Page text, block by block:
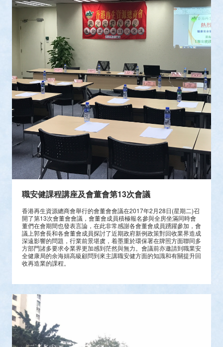
職安健課程講座及會董會第13次會議
香港再生資源總商會舉行的會董會會議在2017年2月28日(星期二)召
開了第13次會董會會議，會董會成員積極報名參與全房坐滿同時會
董們在會期間也發表言論，在此非常感謝各會董會成員踴躍參加，會
議上郭會長和各會董會成員探討了近期政府新例政策對回收業界造成
深遠影響的問題，行業前景堪虞，着墨重於環保署在牌照方面聯同多
方部門諸多要求令業界更加感到茫然與無力。會議前亦邀請到職業安
全健康局的余海娟高級顧問到來主講職安健方面的知識和有關提升回
收再造業的課程。